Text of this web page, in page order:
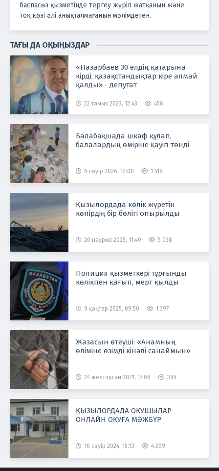
баспасөз қызметінде тергеу жүріп жатқанын және
тоқ көзі әлі анықталмағанын мәлімдеген.
ТАҒЫ ДА ОҚЫҢЫЗДАР
«Назарбаев 30 елдің қатарына
кірді, қазақстандықтар кіре алмай
қалды» - депутат
22 тамыз 2023, 12:43 456
Балабақшада шкаф құлап,
балалардың өміріне қауіп төнді
6 сәуір 2026, 12:00 1 519
Қызылордада көлік жүретін
көпірдің бір бөлігі опырылды
20 наурыз 2025, 11:49 5 038
Полиция қызметкері тұрғынды
көлікпен қағып, мерт қылды
9 қаңтар 2025, 09:50 1 397
Жазасын өтеуші: «Анамның
өліміне өзімді кінәлі санаймын»
24 желтоқсан 2021, 17:06 385
ҚЫЗЫЛОРДАДА ОҚУШЫЛАР
ОНЛАЙН ОҚУҒА МӘЖБҮР
16 сәуір 2024, 15:13 4 209